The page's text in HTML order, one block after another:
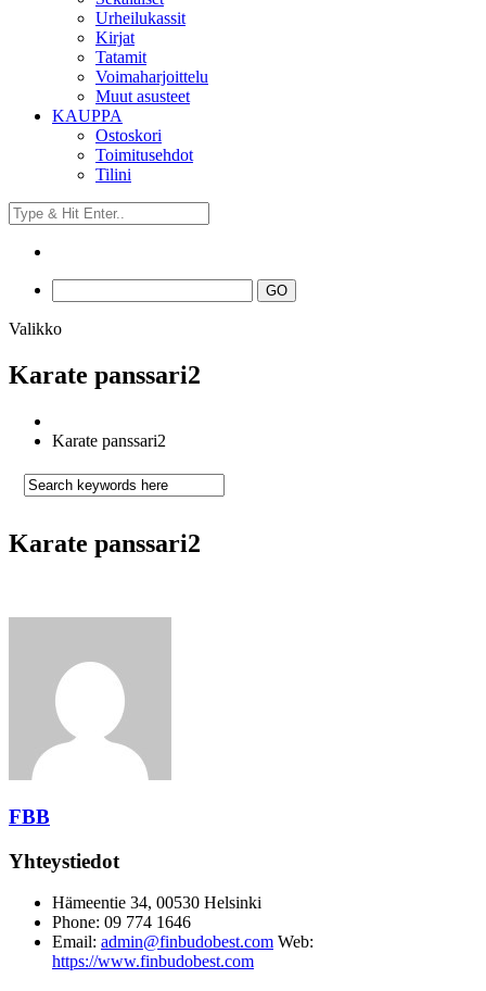
Urheilukassit
Kirjat
Tatamit
Voimaharjoittelu
Muut asusteet
KAUPPA
Ostoskori
Toimitusehdot
Tilini
Valikko
Karate panssari2
Karate panssari2
Karate panssari2
FBB
Yhteystiedot
Hämeentie 34, 00530 Helsinki
Phone: 09 774 1646
Email: admin@finbudobest.com Web:
https://www.finbudobest.com